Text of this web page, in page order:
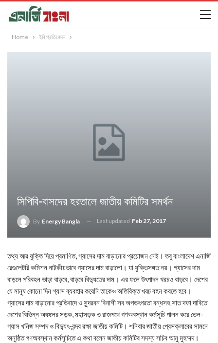
Home ইবি প্রতিবেদন
সিপিবি-বাসদের হরতালে জাতীয় কমিটির সমর্থন
By Energy Bangla Last updated Feb 27, 2017
তথ্য আর যুক্তি দিয়ে প্রমাণিত, গ্যাসের দাম বাড়ানোর প্রয়োজন নেই। তবু বাংলাদেশ এনার্জি
রেগুলেটরি কমিশন নাটকীয়ভাবে গ্যাসের দাম বাড়ালো। যা যুক্তিসঙ্গত নয়। গ্যাসের দাম
বাড়লে পরিবহন ভাড়া বাড়বে, বাড়বে বিদ্যুতের দাম। এর ফলে উৎপাদন খরচও বাড়বে। দেশের
যে মানুষ কোনো দিন গ্যাস ব্যবহার করেনি তাকেও অতিরিক্ত খরচ বহন করতে হবে।
গ্যাসের দাম বাড়ানোর প্রতিবাদে ও সুন্দরবন বিনাশী সব অপতৎপরতা বন্ধসহ সাত দফা দাবিতে
দেশের বিভিন্ন অঞ্চলের সড়ক, মহাসড়ক ও রাজপথে গণঅবস্থান কর্মসূচি পালন করে তেল-
গ্যাস খনিজ সম্পদ ও বিদ্যুৎ-বন্দর রক্ষা জাতীয় কমিটি। শনিবার জাতীয় প্রেসক্লাবের সামনে
অনুষ্ঠিত গণঅবস্থান কর্মসূচিতে এ কথা বলেন জাতীয় কমিটির সদস্য সচিব আনু মুহম্মদ।